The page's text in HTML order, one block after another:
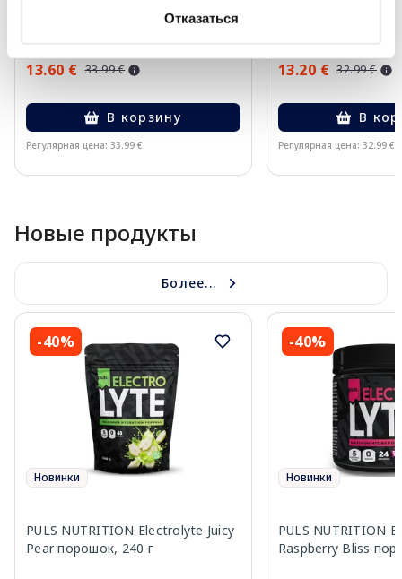
Отказаться
13.60 € 33.99 €
В корзину
Регулярная цена: 33.99 €
13.20 € 32.99 €
В
Регулярная цена: 32.99 €
Новые продукты
Более...
-40%
Новинки
PULS NUTRITION Electrolyte Juicy
Pear порошок, 240 г
-40%
Новинки
PULS NUTRITION
Raspberry Bliss